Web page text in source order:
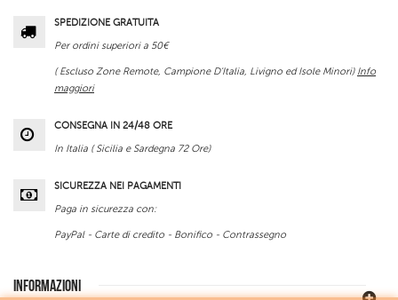
SPEDIZIONE GRATUITA
Per ordini superiori a 50€
( Escluso Zone Remote, Campione D'Italia, Livigno ed Isole Minori) Info
maggiori
CONSEGNA IN 24/48 ORE
In Italia ( Sicilia e Sardegna 72 Ore)
SICUREZZA NEI PAGAMENTI
Paga in sicurezza con:
PayPal - Carte di credito - Bonifico - Contrassegno
INFORMAZIONI